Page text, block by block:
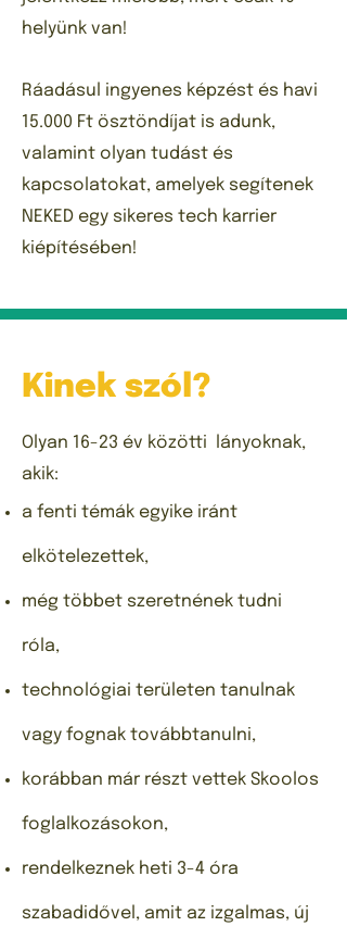
helyünk van!
Ráadásul ingyenes képzést és havi
15.000 Ft ösztöndíjat is adunk,
valamint olyan tudást és
kapcsolatokat, amelyek segítenek
NEKED egy sikeres tech karrier
kiépítésében!
Kinek szól?
Olyan 16-23 év közötti lányoknak,
akik:
a fenti témák egyike iránt
elkötelezettek,
még többet szeretnének tudni
róla,
technológiai területen tanulnak
vagy fognak továbbtanulni,
korábban már részt vettek Skoolos
foglalkozásokon,
rendelkeznek heti 3-4 óra
szabadidővel, amit az izgalmas, új